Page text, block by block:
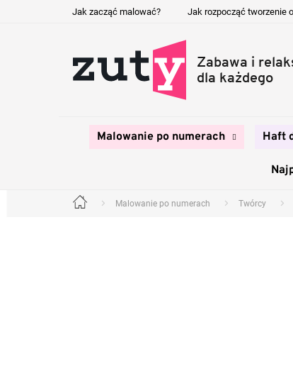
Jak zacząć malować? Jak rozpocząć tworzenie
Malowanie po numerach Haft
Home Malowanie po numerach Twórcy